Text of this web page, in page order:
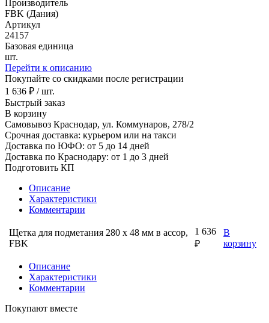
Производитель
FBK (Дания)
Артикул
24157
Базовая единица
шт.
Перейти к описанию
Покупайте со скидками после регистрации
1 636 ₽ / шт.
Быстрый заказ
В корзину
Самовывоз Краснодар, ул. Коммунаров, 278/2
Срочная доставка: курьером или на такси
Доставка по ЮФО: от 5 до 14 дней
Доставка по Краснодару: от 1 до 3 дней
Подготовить КП
Описание
Характеристики
Комментарии
Щетка для подметания 280 x 48 мм в ассор,
FBK
1 636
₽
В
корзину
Описание
Характеристики
Комментарии
Покупают вместе